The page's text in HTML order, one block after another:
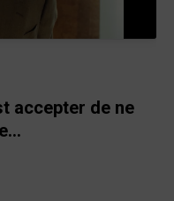
accepter de ne